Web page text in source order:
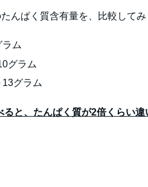
んぱく質含有量を、比較してみ
ム
グラム
グラム
と、たんぱく質が2倍くらい違